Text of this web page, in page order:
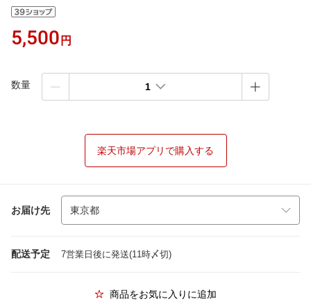
5,500 円
数量 1
楽天市場アプリで購入する
お届け先
配送予定 7営業日後に発送(11時〆切)
商品をお気に入りに追加